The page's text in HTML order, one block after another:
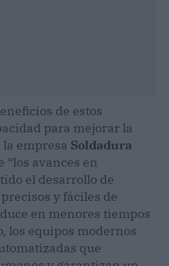
de estos
para mejorar la
empresa Soldadura
“los avances en
el desarrollo de
y fáciles de
en menores tiempos
los equipos modernos
que